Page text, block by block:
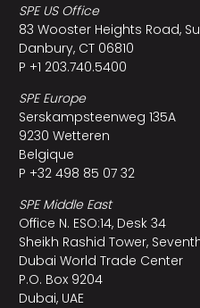
SPE US Office
83 Wooster Heights Road,
Danbury, CT 06810
P +1 203.740.5400
SPE Europe
Serskampsteenweg 135A
9230 Wetteren
Belgique
P +32 498 85 07 32
SPE Middle East
Office N. ESO:14, Desk 34
Sheikh Rashid Tower,
Dubai World Trade Center
P.O. Box 9204
Dubai, UAE